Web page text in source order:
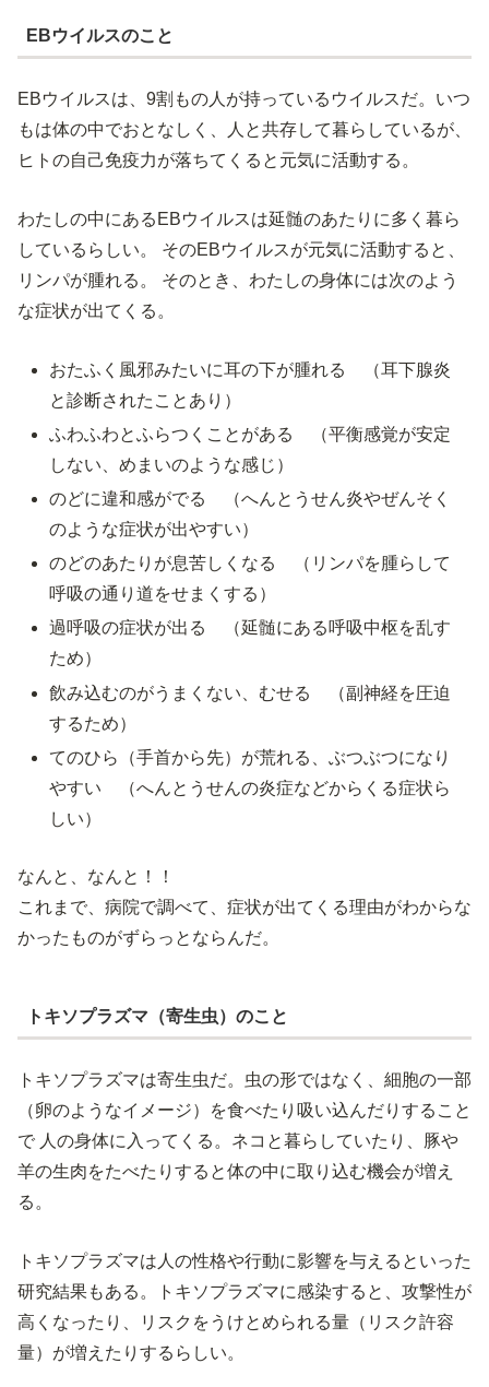
EBウイルスのこと
EBウイルスは、9割もの人が持っているウイルスだ。いつ
もは体の中でおとなしく、人と共存して暮らしているが、
ヒトの自己免疫力が落ちてくると元気に活動する。
わたしの中にあるEBウイルスは延髄のあたりに多く暮ら
しているらしい。 そのEBウイルスが元気に活動すると、
リンパが腫れる。 そのとき、わたしの身体には次のよう
な症状が出てくる。
おたふく風邪みたいに耳の下が腫れる （耳下腺炎
と診断されたことあり）
ふわふわとふらつくことがある （平衡感覚が安定
しない、めまいのような感じ）
のどに違和感がでる （へんとうせん炎やぜんそく
のような症状が出やすい）
のどのあたりが息苦しくなる （リンパを腫らして
呼吸の通り道をせまくする）
過呼吸の症状が出る （延髄にある呼吸中枢を乱す
ため）
飲み込むのがうまくない、むせる （副神経を圧迫
するため）
てのひら（手首から先）が荒れる、ぶつぶつになり
やすい （へんとうせんの炎症などからくる症状ら
しい）
なんと、なんと！！
これまで、病院で調べて、症状が出てくる理由がわからな
かったものがずらっとならんだ。
トキソプラズマ（寄生虫）のこと
トキソプラズマは寄生虫だ。虫の形ではなく、細胞の一部
（卵のようなイメージ）を食べたり吸い込んだりすること
で 人の身体に入ってくる。ネコと暮らしていたり、豚や
羊の生肉をたべたりすると体の中に取り込む機会が増え
る。
トキソプラズマは人の性格や行動に影響を与えるといった
研究結果もある。トキソプラズマに感染すると、攻撃性が
高くなったり、リスクをうけとめられる量（リスク許容
量）が増えたりするらしい。